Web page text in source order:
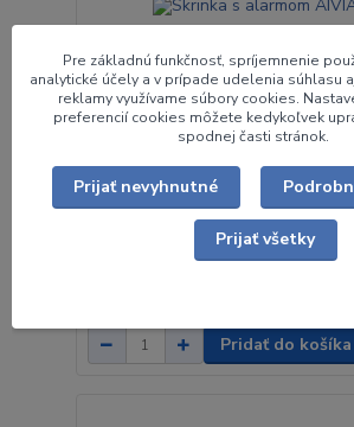
Skrinka s alarmom AIVIA IN
Skrinka s alarmom AIVIA INpre takmer
AED defibrilátorov. Model skrinky pre
Pridať do košíka
Pre základnú funkčnosť, spríjemnenie
analytické účely a v prípade udelenia súhlasu
reklamy využívame súbory cookies.
preferencií cookies môžete kedykoľvek
spodnej časti stránok.
Prijať nevyhnutné
Prijať všetky